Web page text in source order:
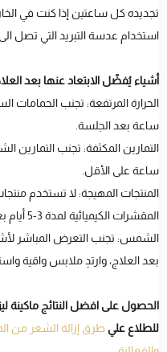
تجديده كل ساعتين إذا كنت في
استخدام عدسة التبريد التي تصل الى 3 درجات مئوية.
أشياء يُفضّل الابتعاد عنها بعد
ساعة بعد الجلسة.
ساعة على الأقل.
المنتجات المهيجة: لا تستخدم
المقشرات الكيميائية لمدة 3-5 أيام بعد العلاج.
الشمس: تجنب التعرض المباشر
بعد العلاج، وارتدِ ملابس واقية
الحصول على افضل النتائج ماكينة
للطلاع علي طرق إزالة الشعر من